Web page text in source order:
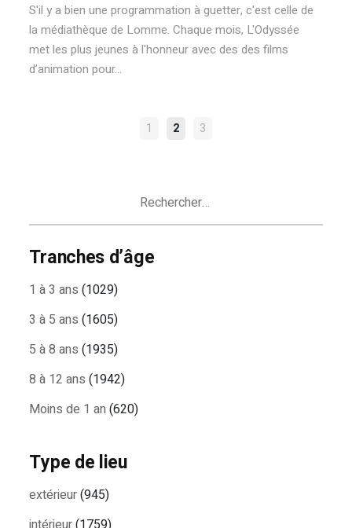
S'il y a bien une programmation à guetter, c'est celle de
la médiathèque de Lomme. Chaque mois, L'Odyssée
met les plus jeunes à l'honneur avec des des films
d’animation pour...
NAVIGATION1 2 3
Tranches d’âge
1 à 3 ans (1029)
3 à 5 ans (1605)
5 à 8 ans (1935)
8 à 12 ans (1942)
Moins de 1 an (620)
Type de lieu
extérieur(945)